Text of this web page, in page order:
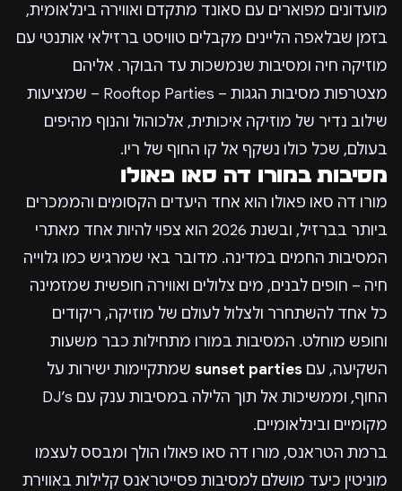
מועדונים מפוארים עם סאונד מתקדם ואווירה בינלאומית,
בזמן שבלאפה הליינים מקבלים טוויסט ברזילאי אותנטי עם
מוזיקה חיה ומסיבות שנמשכות עד הבוקר. אליהם
מצטרפות מסיבות הגגות – Rooftop Parties – שמציעות
שילוב נדיר של מוזיקה איכותית, אלכוהול והנוף מהיפים
בעולם, שכל כולו נשקף אל קו החוף של ריו.
מסיבות במורו דה סאו פאולו
מורו דה סאו פאולו הוא אחד היעדים הקסומים והממכרים
ביותר בברזיל, ובשנת 2026 הוא צפוי להיות אחד מאתרי
המסיבות החמים במדינה. מדובר באי שמרגיש כמו גלוייה
חיה – חופים לבנים, מים צלולים ואווירה חופשית שמזמינה
כל אחד להשתחרר ולצלול לעולם של מוזיקה, ריקודים
וחופש מוחלט. המסיבות במורו מתחילות כבר משעות
השקיעה, עם sunset parties שמתקיימות ישירות על
החוף, וממשיכות אל תוך הלילה במסיבות ענק עם DJ’s
מקומיים ובינלאומיים.
ברמת הטראנס, מורו דה סאו פאולו הולך ומבסס לעצמו
מוניטין כיעד מושלם למסיבות פסייטראנס קלילות באווירת